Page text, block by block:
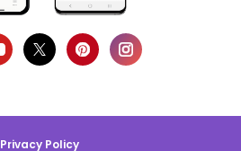
Privacy Policy